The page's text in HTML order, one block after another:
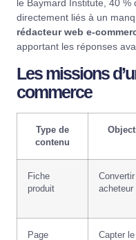
le Baymard Institute, 40 %
directement liés à un
rédacteur web e-
apportant les réponses
Les missions
commerce
Type de
contenu
Fiche
produit
acheteur
Page Capter